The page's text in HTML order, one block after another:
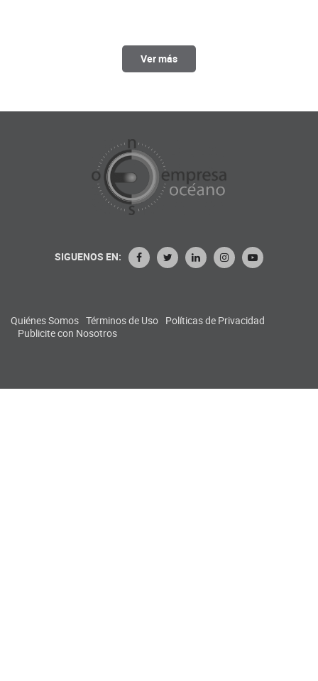
Ver más
SIGUENOS EN:
Quiénes Somos Términos de Uso Políticas de Privacidad
Publicite con Nosotros